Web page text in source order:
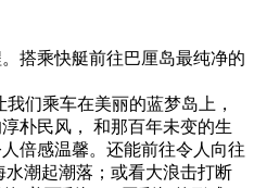
搭乘快艇前往巴厘岛最纯净的
我们乘车在美丽的蓝梦岛上，
朴民风， 和那百年未变的生
倍感温馨。还能前往令人向往
潮起潮落；或看大浪击打断